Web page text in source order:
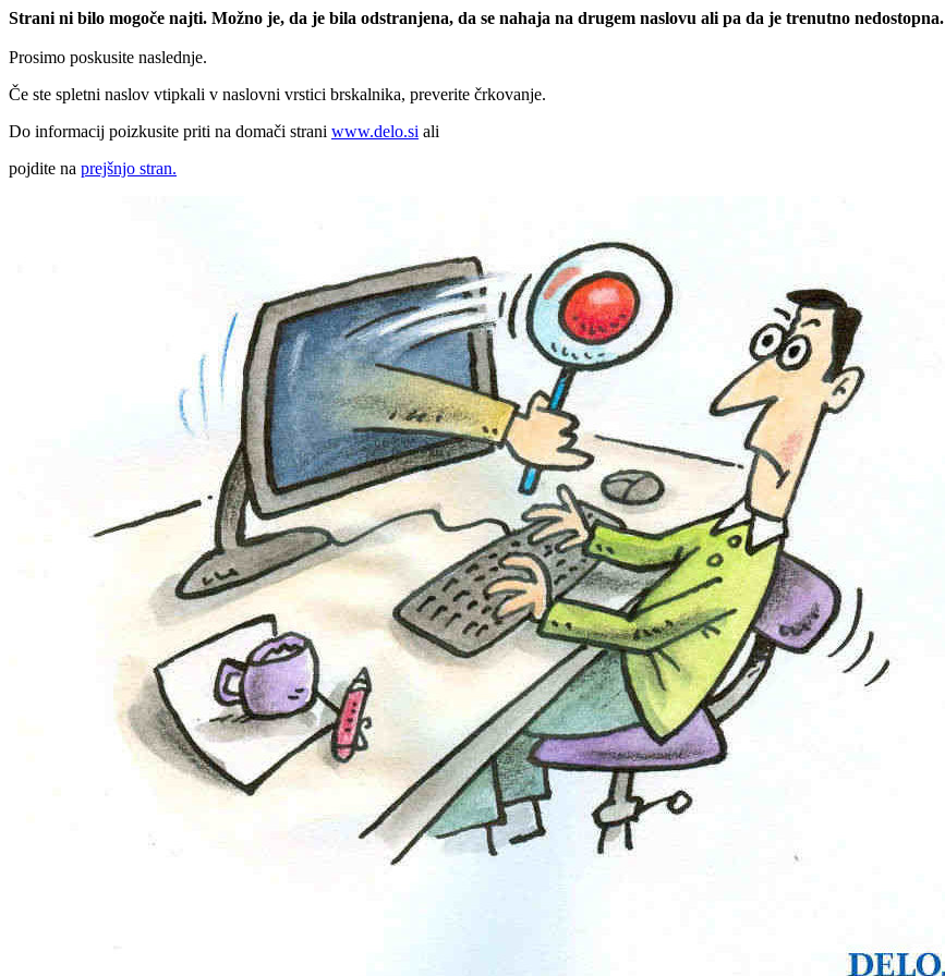
Strani ni bilo mogoče najti. Možno je, da je bila odstranjena, da se nahaja na drugem naslovu ali pa da je trenutno nedostopna.
Prosimo poskusite naslednje.
Če ste spletni naslov vtipkali v naslovni vrstici brskalnika, preverite črkovanje.
Do informacij poizkusite priti na domači strani www.delo.si ali
pojdite na prejšnjo stran.